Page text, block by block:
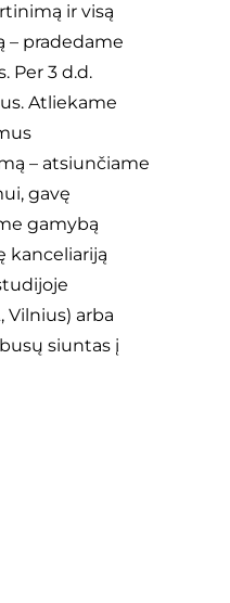
ir visą
– pradedame
Per 3 d.d.
Atliekame
– atsiunčiame
gavę
gamybą
kanceliariją
Vilnius) arba
siuntas į